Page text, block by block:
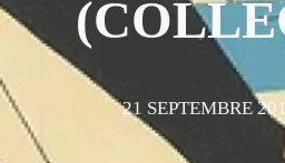
21 SEPTEMBRE